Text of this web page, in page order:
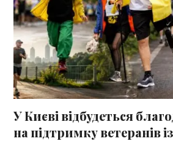
У Києві відбудеться
на підтримку ветеранів